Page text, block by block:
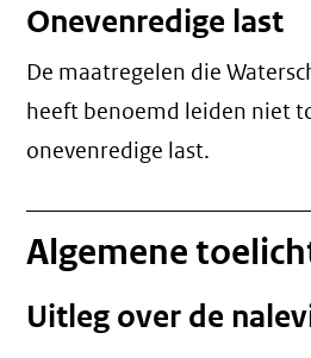
Onevenredige last
De maatregelen die
heeft benoemd leiden niet
onevenredige last.
Algemene
Uitleg over de